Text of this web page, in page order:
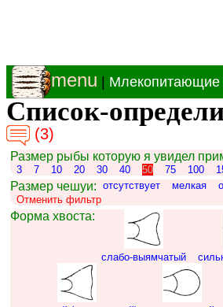
menu Млекопитающие
Список-
(3)
Размер рыбы которую я увидел
3
7 10 20 30 40 50 75 100
Размер чешуи: отсутствует мелкая
Отменить фильтр
Форма хвоста:
слабо-выямчатый